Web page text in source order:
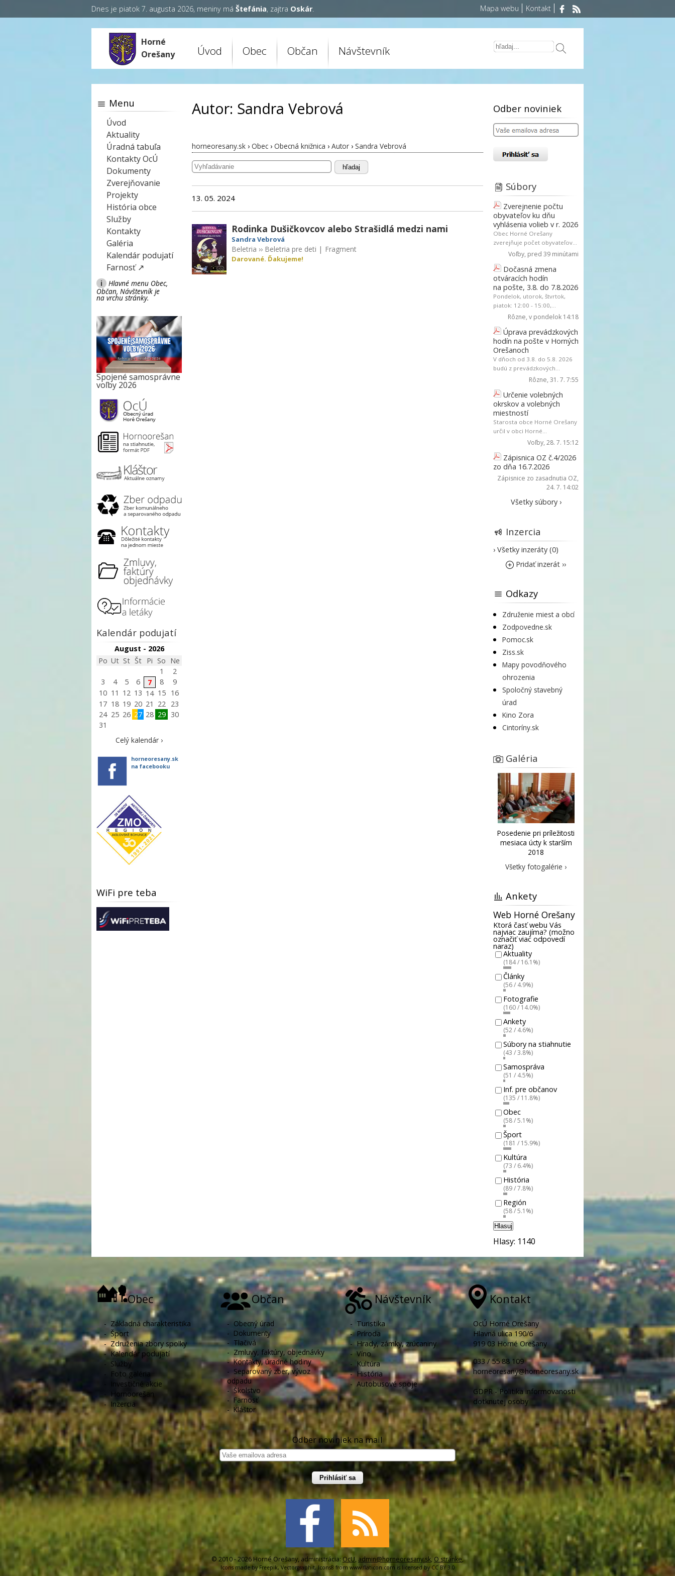
Dnes je piatok 7. augusta 2026, meniny má Štefánia, zajtra Oskár. Mapa webu Kontakt
Horné
Orešany
Úvod Obec Občan Návštevník
Autor: Sandra Vebrová
horneoresany.sk › Obec › Obecná knižnica › Autor › Sandra Vebrová
hľadaj
13. 05. 2024
Rodinka Dušičkovcov alebo Strašidlá medzi nami
Sandra Vebrová
Beletria ›› Beletria pre deti | Fragment
Darované. Ďakujeme!
Menu
Úvod
Aktuality
Úradná tabuľa
Kontakty OcÚ
Dokumenty
Zverejňovanie
Projekty
História obce
Služby
Kontakty
Galéria
Kalendár podujatí
Farnosť ↗
i
Hlavné menu Obec,
Občan, Návštevník je
na vrchu stránky.
Spojené samosprávne
voľby 2026
Kalendár podujatí
August - 2026
Po Ut St Št Pi So Ne
1
2
3
4 5 6 7 8
9
10 11 12 13 14 15
16
17 18 19 20 21 22
23
24 25 26 27 28 29
30
31
Celý kalendár ›
horneoresany.sk
na facebooku
WiFi pre teba
Odber noviniek
Súbory
Zverejnenie počtu
obyvateľov ku dňu
vyhlásenia volieb v r. 2026
Obec Horné Orešany
zverejňuje počet obyvateľov...
Voľby, pred 39 minútami
Dočasná zmena
otváracích hodín
na pošte, 3.8. do 7.8.2026
Pondelok, utorok, štvrtok,
piatok: 12:00 - 15:00,...
Rôzne, v pondelok 14:18
Úprava prevádzkových
hodín na pošte v Horných
Orešanoch
V dňoch od 3.8. do 5.8. 2026
budú z prevádzkových...
Rôzne, 31. 7. 7:55
Určenie volebných
okrskov a volebných
miestností
Starosta obce Horné Orešany
určil v obci Horné...
Voľby, 28. 7. 15:12
Zápisnica OZ č.4/2026
zo dňa 16.7.2026
Zápisnice zo zasadnutia OZ,
24. 7. 14:02
Všetky súbory ›
Inzercia
› Všetky inzeráty (0)
Pridať inzerát ››
Odkazy
Združenie miest a obcí
Zodpovedne.sk
Pomoc.sk
Ziss.sk
Mapy povodňového
ohrozenia
Spoločný stavebný
úrad
Kino Zora
Cintoríny.sk
Galéria
Posedenie pri príležitosti
mesiaca úcty k starším
2018
Všetky fotogalérie ›
Ankety
Web Horné Orešany
Ktorá časť webu Vás
najviac zaujíma? (možno
označiť viac odpovedí
naraz)
Aktuality
(184 / 16.1%)
Články
(56 / 4.9%)
Fotografie
(160 / 14.0%)
Ankety
(52 / 4.6%)
Súbory na stiahnutie
(43 / 3.8%)
Samospráva
(51 / 4.5%)
Inf. pre občanov
(135 / 11.8%)
Obec
(58 / 5.1%)
Šport
(181 / 15.9%)
Kultúra
(73 / 6.4%)
História
(89 / 7.8%)
Región
(58 / 5.1%)
Hlasuj
Hlasy: 1140
Obec
- Základná charakteristika
-Šport
-Združenia zbory spolky
-Kalendár podujatí
- Služby
- Foto galéria
Investičné akcie
-
Hornoorešan
- Inzercia
Občan
- Obecný úrad
- Dokumenty
- Tlačivá
- Zmluvy, faktúry, objednávky
-Kontakty, úradné hodiny
- Separovaný zber, vývoz
odpadu
-Školstvo
- Farnosť
-Kláštor
Návštevník
- Turistika
-Príroda
- Hrady, zámky, zrúcaniny
- Víno
- Kultúra
-História
- Autobusové spoje
Kontakt
OcÚ Horné Orešany
Hlavná ulica 190/6
919 03 Horné Orešany
033 / 55 88 109
horneoresany@horneoresany.sk
GDPR - Politika informovanosti
dotknutej osoby
Odber noviniek na mail
Prihlásiť sa
© 2010 - 2026 Horné Orešany, administrácia: OcU, admin@horneoresany.sk, O stránke,
Icons made byFreepik, Vectorgraphit,Icons8 from www.flaticon.com is licensed by CC BY 3.0